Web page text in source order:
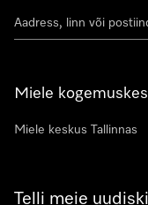
Miele
Miele keskus Tallinnas
Telli meie